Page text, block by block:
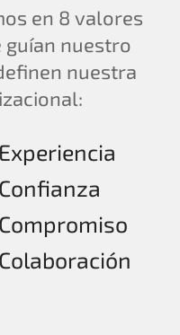
en 8 valores
nuestro
nuestra
Experiencia
Confianza
Compromiso
Colaboración